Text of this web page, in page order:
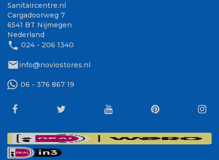
Sanitaircentre.nl
Cargadoorweg 7
6541 BT Nijmegen
Nederland
phone 024 - 206 1340
mailinfo@noviostores.nl
06 - 376 867 19